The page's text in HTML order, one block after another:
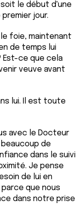
soit le début d'une
jour.
foie, maintenant
de temps lui
Est-ce que cela
veuve avant
lui. Il est toute
avec le Docteur
beaucoup de
dans le suivi
Je pense
de lui en
que nous
dans notre prise